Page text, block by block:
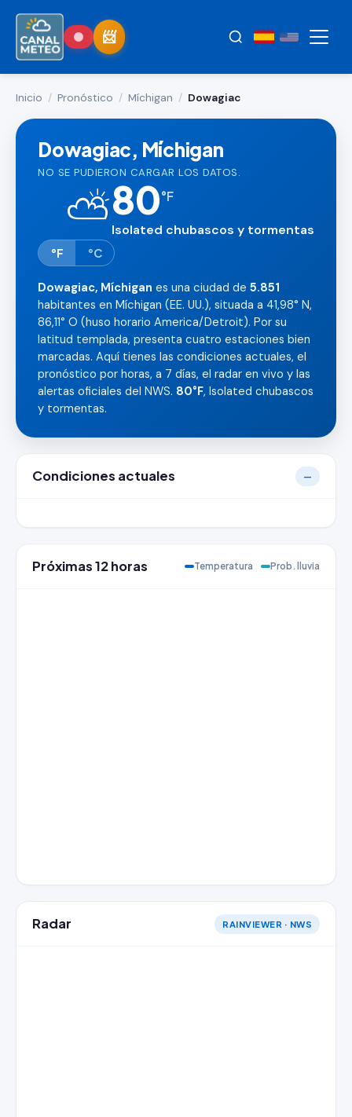
Inicio / Pronóstico / Míchigan / Dowagiac
Dowagiac, Míchigan
NO SE PUDIERON CARGAR LOS DATOS.
⛅80°F
Isolated chubascos y tormentas
°F °C
Dowagiac, Míchigan es una ciudad de 5.851
habitantes en Míchigan (EE. UU.), situada a 41,98° N,
86,11° O (huso horario America/Detroit). Por su
latitud templada, presenta cuatro estaciones bien
marcadas. Aquí tienes las condiciones actuales, el
pronóstico por horas, a 7 días, el radar en vivo y las
alertas oficiales del NWS. 80°F, Isolated chubascos
y tormentas.
Condiciones actuales —
Próximas 12 horas Temperatura Prob. lluvia
Radar RAINVIEWER · NWS